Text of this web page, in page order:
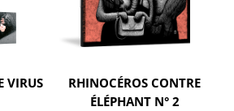
VIRUS
RHINOCÉROS CONTRE
ÉLÉPHANT N° 2